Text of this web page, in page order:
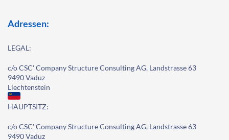
Adressen:
LEGAL:
c/o CSC' Company Structure Consulting AG, Landstrasse 63
9490 Vaduz
Liechtenstein
HAUPTSITZ:
c/o CSC' Company Structure Consulting AG, Landstrasse 63
9490 Vaduz